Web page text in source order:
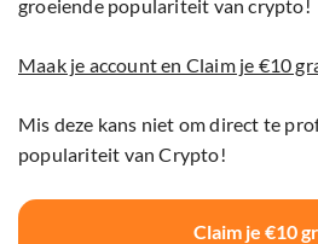
groeiende populariteit van crypto!
Maak je account en Claim je €10
Mis deze kans niet om direct te
populariteit van Crypto!
Claim je €10